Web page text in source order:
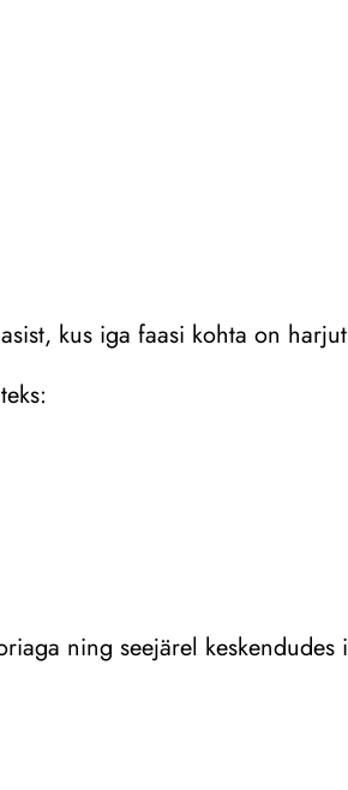
kus iga faasi kohta on
ning seejärel